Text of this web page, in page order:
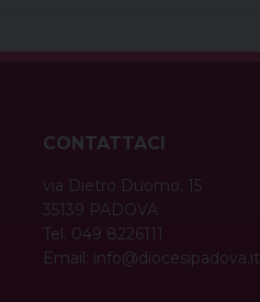
CONTATTACI
via Dietro Duomo, 15
35139 PADOVA
Tel. 049 8226111
Email: info@diocesipadova.it